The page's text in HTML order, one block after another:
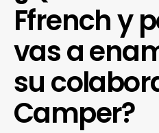
Ffrench y
vas a
su
Camper?